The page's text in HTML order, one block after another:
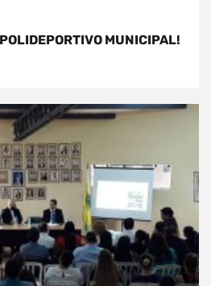
MUNICIPAL!